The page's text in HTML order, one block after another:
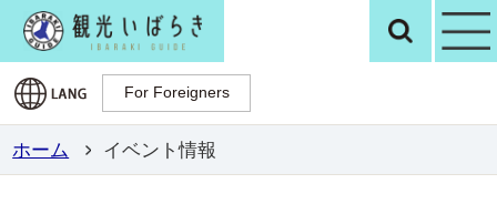
観光いばらき検
For Foreigners
For Foreigners
ホーム イベント情報